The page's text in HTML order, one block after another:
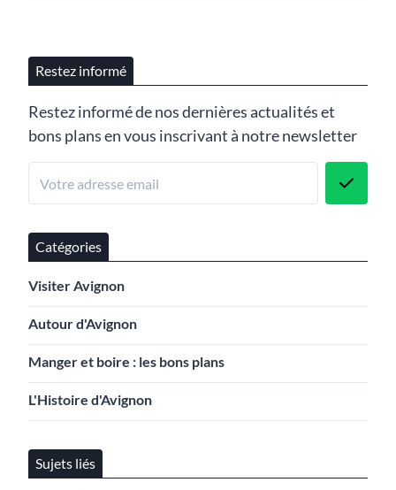
Restez informé
Restez informé de nos dernières actualités et
bons plans en vous inscrivant à notre newsletter
Catégories
Visiter Avignon
Autour d'Avignon
Manger et boire : les bons plans
L'Histoire d'Avignon
Sujets liés